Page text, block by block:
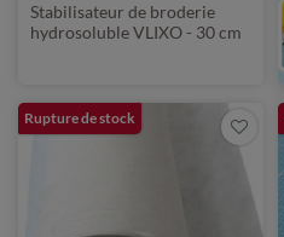
Stabilisateur de broderie
hydrosoluble VLIXO - 30 cm
Rupture de stock